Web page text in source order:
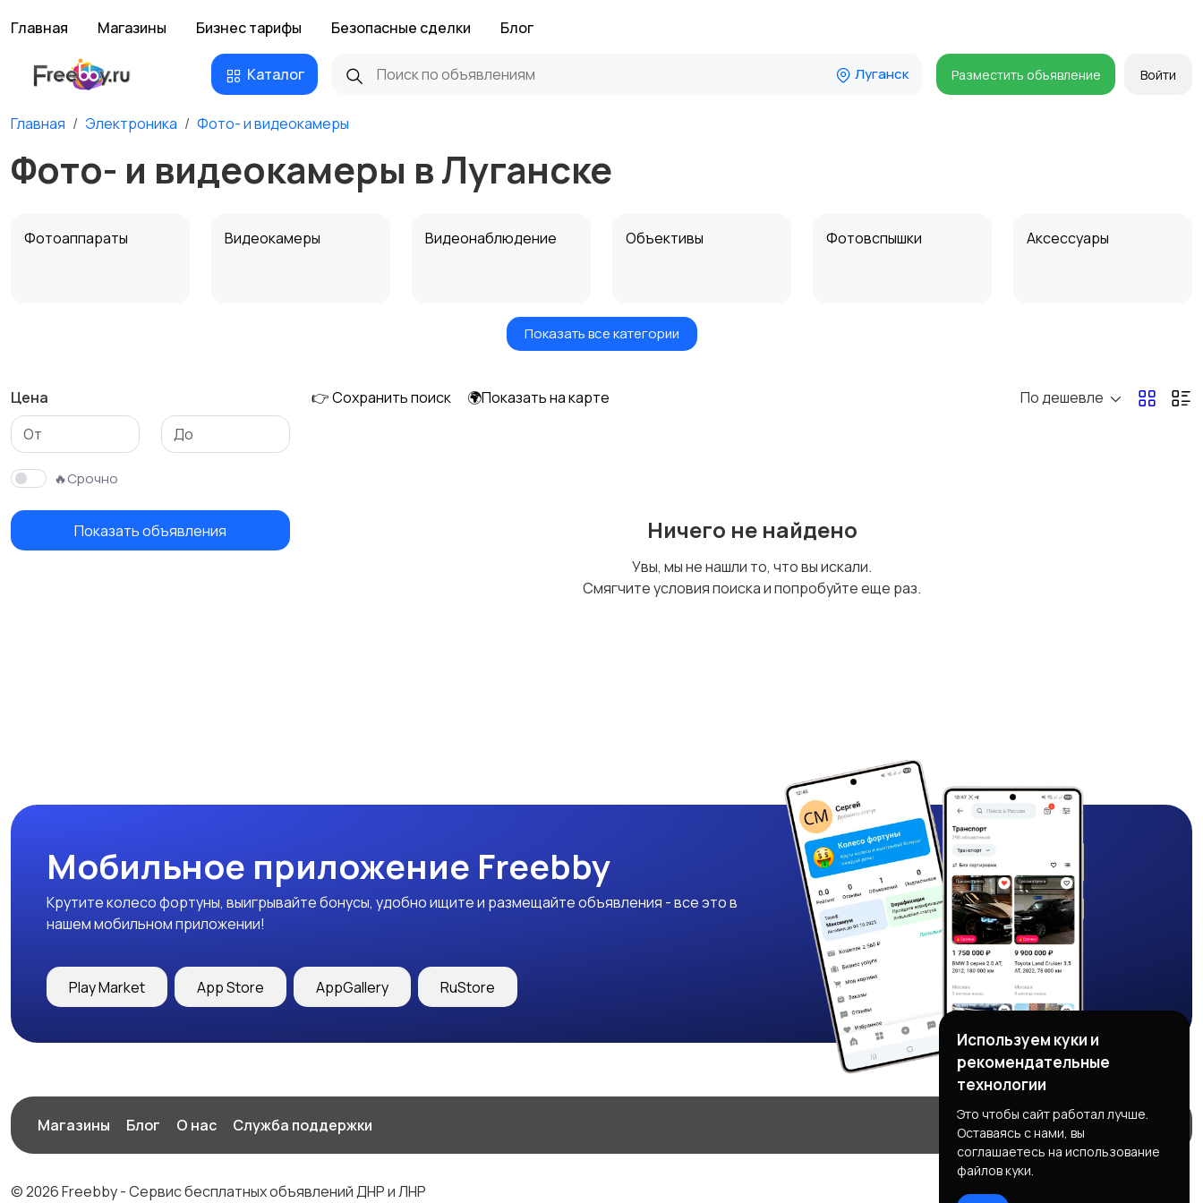
Главная Магазины Бизнес тарифы Безопасные сделки Блог
Каталог Луганск Разместить объявление Войти
Главная Электроника Фото- и видеокамеры
Фото- и видеокамеры в Луганске
Фотоаппараты Видеокамеры Видеонаблюдение Объективы Фотовспышки Аксессуары
Компактные
Показать все категории
Цена
🔥Срочно
Показать объявления
👉 Сохранить поиск 🌍Показать на карте По дешевле
Ничего не найдено
Увы, мы не нашли то, что вы искали.
Смягчите условия поиска и попробуйте еще раз.
Мобильное приложение Freebby
Крутите колесо фортуны, выигрывайте бонусы, удобно ищите и размещайте объявления - все это в
нашем мобильном приложении!
Play Market App Store AppGallery RuStore
Магазины Блог О нас Служба поддержки
© 2026 Freebby - Сервис бесплатных объявлений ДНР и ЛНР
Используем куки и
рекомендательные
технологии
Это чтобы сайт работал лучше.
Оставаясь с нами, вы
соглашаетесь на использование
файлов куки.